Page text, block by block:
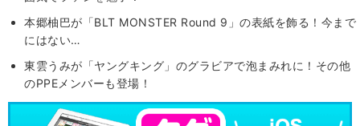
本郷柚巴が「BLT MONSTER Round 9」の表紙を飾る！今まで
にはない…
東雲うみが「ヤングキング」のグラビアで泡まみれに！その他
のPPEメンバーも登場！